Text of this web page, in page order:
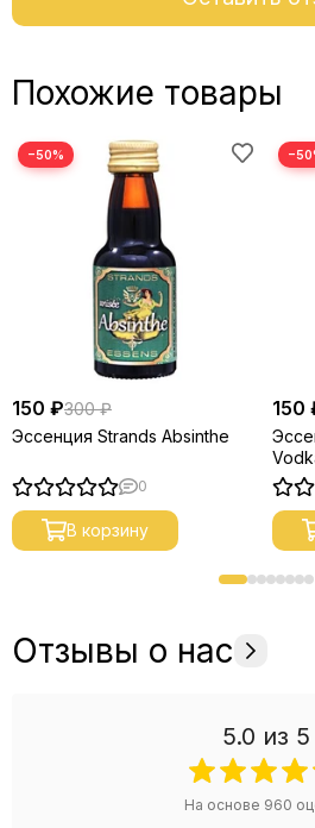
Похожие товары
−50%
150 ₽300 ₽
Эссенция Strands Absinthe
0
В корзину
150
Отзывы о нас
5.0 из 5
На основе 960